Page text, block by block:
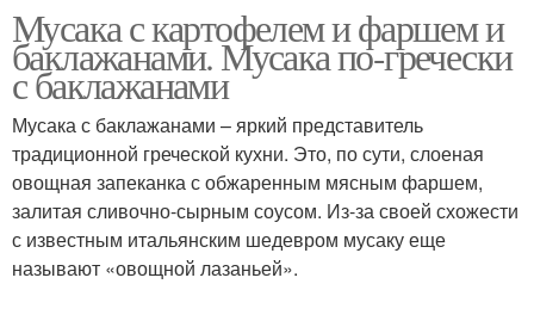
Мусака с кабачками Мусака с фаршем
Греческая мусака Настоящая мусака
Ингредиенты для
Мусака с картофелем и фаршем и
баклажанами. Мусака по-гречески
с баклажанами
Мусака с баклажанами – яркий представитель
традиционной греческой кухни. Это, по сути, слоеная
овощная запеканка с обжаренным мясным фаршем,
залитая сливочно-сырным соусом. Из-за своей схожести
с известным итальянским шедевром мусаку еще
называют «овощной лазаньей».